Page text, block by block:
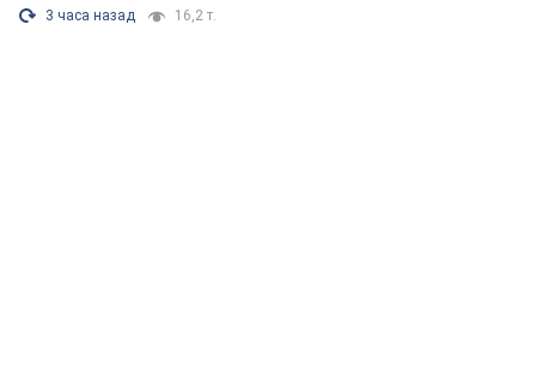
3 часа назад 16,2 т.